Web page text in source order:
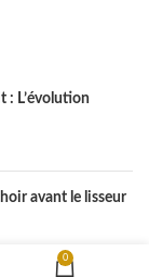
: L’évolution
avant le lisseur
0